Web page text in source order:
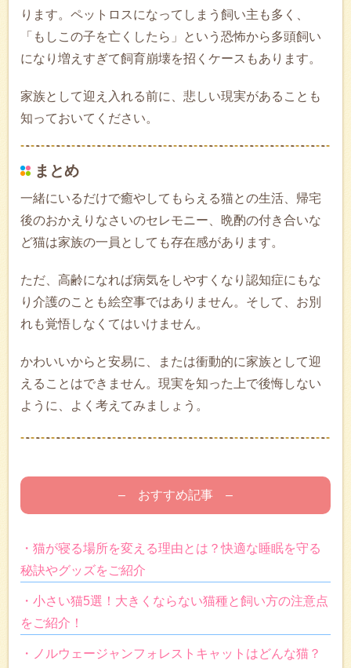
ります。ペットロスになってしまう飼い主も多く、
「もしこの子を亡くしたら」という恐怖から多頭飼い
になり増えすぎて飼育崩壊を招くケースもあります。
家族として迎え入れる前に、悲しい現実があることも
知っておいてください。
まとめ
一緒にいるだけで癒やしてもらえる猫との生活、帰宅
後のおかえりなさいのセレモニー、晩酌の付き合いな
ど猫は家族の一員としても存在感があります。
ただ、高齢になれば病気をしやすくなり認知症にもな
り介護のことも絵空事ではありません。そして、お別
れも覚悟しなくてはいけません。
かわいいからと安易に、または衝動的に家族として迎
えることはできません。現実を知った上で後悔しない
ように、よく考えてみましょう。
– おすすめ記事 –
・猫が寝る場所を変える理由とは？快適な睡眠を守る
秘訣やグッズをご紹介
・小さい猫5選！大きくならない猫種と飼い方の注意点
をご紹介！
・ノルウェージャンフォレストキャットはどんな猫？